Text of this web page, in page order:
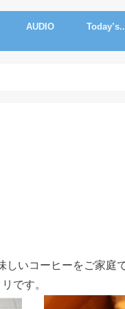
AUDIO Today’s..
いコーヒーをご家庭
です。